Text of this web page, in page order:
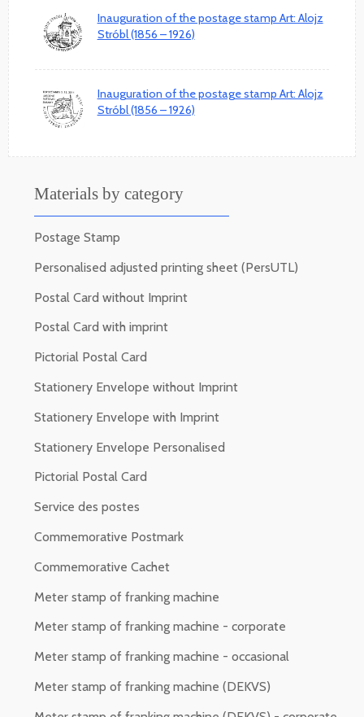
Inauguration of the postage stamp Art: Alojz
Stróbl (1856 – 1926)
Inauguration of the postage stamp Art: Alojz
Stróbl (1856 – 1926)
Materials by category
Postage Stamp
Personalised adjusted printing sheet (PersUTL)
Postal Card without Imprint
Postal Card with imprint
Pictorial Postal Card
Stationery Envelope without Imprint
Stationery Envelope with Imprint
Stationery Envelope Personalised
Pictorial Postal Card
Service des postes
Commemorative Postmark
Commemorative Cachet
Meter stamp of franking machine
Meter stamp of franking machine - corporate
Meter stamp of franking machine - occasional
Meter stamp of franking machine (DEKVS)